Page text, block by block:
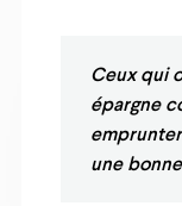
Ceux qui
épargne
une